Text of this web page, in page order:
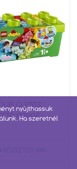
10913
doboz
nyújthassuk
Ha szeretnél